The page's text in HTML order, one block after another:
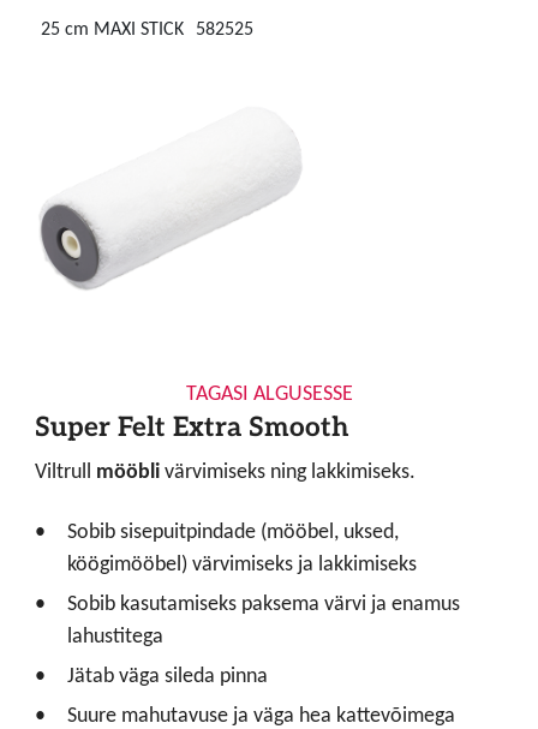
25 cm MAXI STICK 582525
TAGASI ALGUSESSE
Super Felt Extra Smooth
Viltrull mööblivärvimiseks ning lakkimiseks.
Sobib sisepuitpindade (mööbel, uksed,
köögimööbel) värvimiseks ja lakkimiseks
Sobib kasutamiseks paksema värvi ja enamus
lahustitega
Jätab väga sileda pinna
Suure mahutavuse ja väga hea kattevõimega